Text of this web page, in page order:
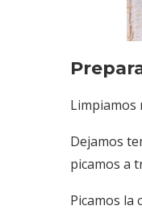
Limpiamos
Dejamos
picamos a
Picamos la